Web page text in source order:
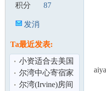
积分 87
发消
Ta最近发表:
小资适合去美国
生子吗？
尔湾中心寄宿家
庭
尔湾(Irvine)房间